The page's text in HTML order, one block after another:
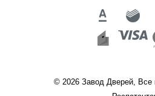
© 2026 Завод Дверей,